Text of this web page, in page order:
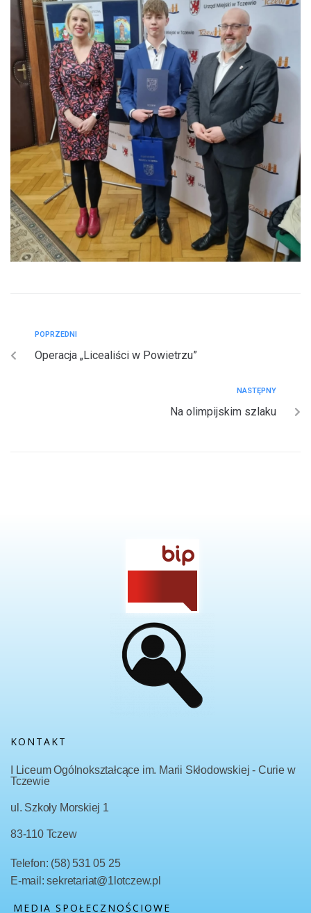
POPRZEDNI
Operacja „Licealiści w Powietrzu”
NASTĘPNY
Na olimpijskim szlaku
KONTAKT
I Liceum Ogólnokształcące im. Marii Skłodowskiej - Curie w
Tczewie
ul. Szkoły Morskiej 1
83-110 Tczew
Telefon: (58) 531 05 25
E-mail: sekretariat@1lotczew.pl
MEDIA SPOŁECZNOŚCIOWE